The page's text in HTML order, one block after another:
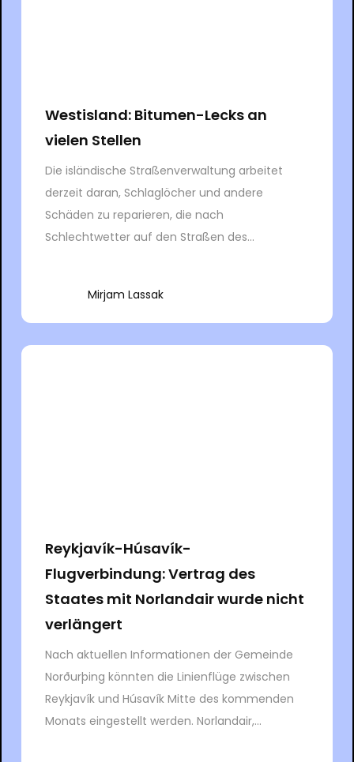
Westisland: Bitumen-Lecks an
vielen Stellen
Die isländische Straßenverwaltung arbeitet
derzeit daran, Schlaglöcher und andere
Schäden zu reparieren, die nach
Schlechtwetter auf den Straßen des...
Mirjam Lassak
Reykjavík-Húsavík-
Flugverbindung: Vertrag des
Staates mit Norlandair wurde nicht
verlängert
Nach aktuellen Informationen der Gemeinde
Norðurþing könnten die Linienflüge zwischen
Reykjavík und Húsavík Mitte des kommenden
Monats eingestellt werden. Norlandair,...